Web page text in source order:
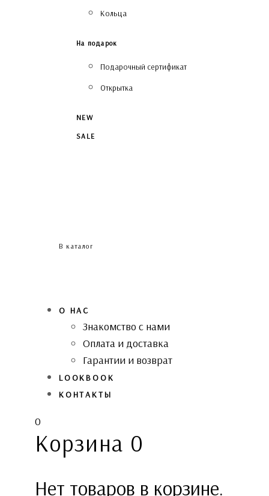
Кольца
На подарок
Подарочный сертификат
Открытка
NEW
SALE
В каталог
О НАС
Знакомство с нами
Оплата и доставка
Гарантии и возврат
LOOKBOOK
КОНТАКТЫ
0
Корзина 0
Нет товаров в корзине.